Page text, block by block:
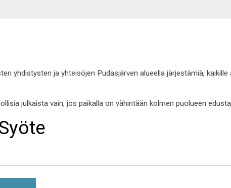
yhdistysten ja yhteisöjen Pudasjärven alueella järjestämiä,
julkaista vain, jos paikalla on vähintään kolmen puolueen